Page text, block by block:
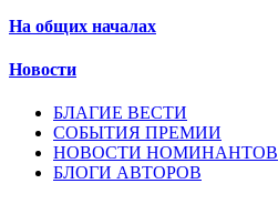
На общих началах
Новости
БЛАГИЕ ВЕСТИ
СОБЫТИЯ ПРЕМИИ
НОВОСТИ НОМИНАНТОВ
БЛОГИ АВТОРОВ